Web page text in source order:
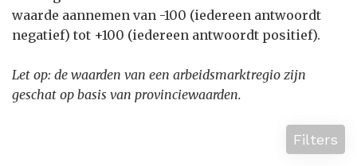
waarde aannemen van -100 (iedereen antwoordt
negatief) tot +100 (iedereen antwoordt positief).
Let op: de waarden van een arbeidsmarktregio zijn
geschat op basis van provinciewaarden.
Filters